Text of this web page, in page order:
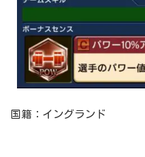
国籍：イングランド